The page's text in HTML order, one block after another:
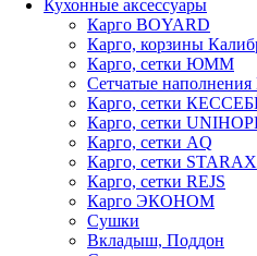
Кухонные аксессуары
Карго BOYARD
Карго, корзины
Карго, сетки ЮММ
Сетчатые
Карго, сетки
Карго, сетки
Карго, сетки AQ
Карго, сетки STARAX
Карго, сетки REJS
Карго ЭКОНОМ
Сушки
Вкладыш, Поддон